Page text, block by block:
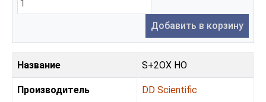
Добавить в корзину
Название S+2OX HO
Производитель DD Scientific